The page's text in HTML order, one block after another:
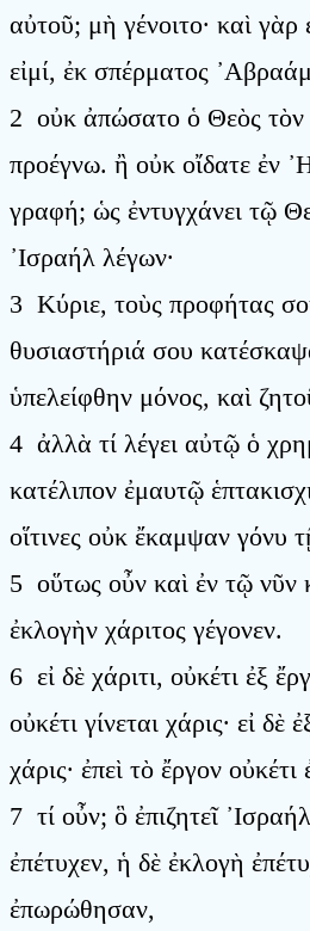
αὐτοῦ; μὴ γένοιτο· καὶ γὰρ
εἰμί, ἐκ σπέρματος
2 οὐκ ἀπώσατο ὁ Θεὸς τὸν
προέγνω. ἢ οὐκ οἴδατε ἐν
γραφή; ὡς ἐντυγχάνει τῷ
᾿Ισραήλ λέγων·
3 Κύριε, τοὺς προφήτας
θυσιαστήριά σου
ὑπελείφθην μόνος, καὶ
4 ἀλλὰ τί λέγει αὐτῷ ὁ
κατέλιπον ἐμαυτῷ
οἵτινες οὐκ ἔκαμψαν γόνυ
5 οὕτως οὖν καὶ ἐν τῷ νῦν
ἐκλογὴν χάριτος γέγονεν.
6 εἰ δὲ χάριτι, οὐκέτι ἐξ
οὐκέτι γίνεται χάρις· εἰ δὲ
χάρις· ἐπεὶ τὸ ἔργον οὐκέτι
7 τί οὖν; ὃ ἐπιζητεῖ
ἐπέτυχεν, ἡ δὲ ἐκλογὴ
ἐπωρώθησαν,